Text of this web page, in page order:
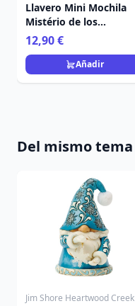
Llavero Mini Mochila
Mistério de los
Compañeros de
Princesa - Disney
Loungefly
12,90 €
Añadir
Del mismo tema
Jim Shore Heartwood Creek